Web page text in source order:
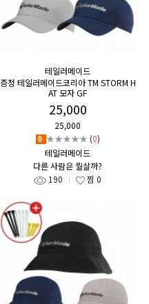
테일러메이드
증정 테일러메이드코리아 TM STORM H
AT 모자 GF
25,000
25,000
0 ★★★★★ (0)
테일러메이드
다른 사람은 뭘살까?
190
찜 0